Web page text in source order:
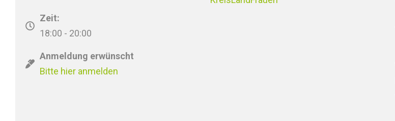
Zeit:
18:00 - 20:00
Anmeldung erwünscht
Bitte hier anmelden